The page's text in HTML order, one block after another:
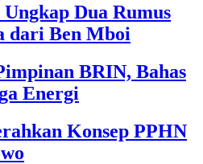
Dua Rumus
dari Ben Mboi
BRIN, Bahas
Energi
Konsep PPHN